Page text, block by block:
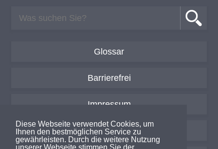
Diese Webseite verwendet Cookies, um
Ihnen den bestmöglichen Service zu
gewährleisten. Durch die weitere Nutzung
Glossar
Barrierefrei
Impressum
Datenschutzerklärung